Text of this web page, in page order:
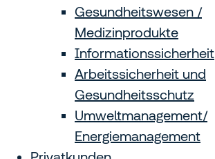
Gesundheitswesen /
Medizinprodukte
Informationssicherheit
Arbeitssicherheit und
Gesundheitsschutz
Umweltmanagement/
Energiemanagement